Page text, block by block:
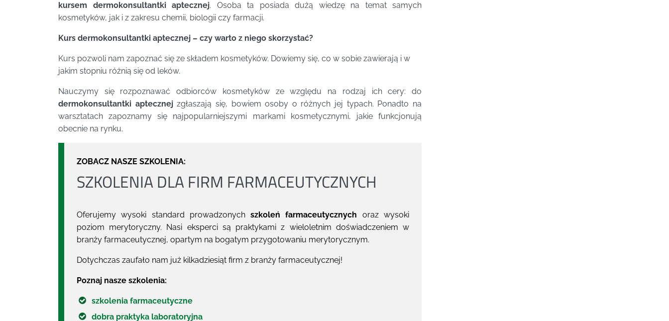
kursem dermokonsultantki aptecznej. Osoba ta posiada dużą wiedzę na temat samych
kosmetyków, jak i z zakresu chemii, biologii czy farmacji.
Kurs dermokonsultantki aptecznej – czy warto z niego skorzystać?
Kurs pozwoli nam zapoznać się ze składem kosmetyków. Dowiemy się, co w sobie zawierają i w
jakim stopniu różnią się od leków.
Nauczymy się rozpoznawać odbiorców kosmetyków ze względu na rodzaj ich cery: do
dermokonsultantki aptecznejzgłaszają się, bowiem osoby o różnych jej typach. Ponadto na
warsztatach zapoznamy się najpopularniejszymi markami kosmetycznymi, jakie funkcjonują
obecnie na rynku.
ZOBACZ NASZE SZKOLENIA:
SZKOLENIA DLA FIRM FARMACEUTYCZNYCH
Oferujemy wysoki standard prowadzonychszkoleń farmaceutycznych oraz wysoki
poziom merytoryczny. Nasi eksperci są praktykami z wieloletnim doświadczeniem w
branży farmaceutycznej, opartym na bogatym przygotowaniu merytorycznym.
Dotychczas zaufało nam już kilkadziesiąt firm z branży farmaceutycznej!
Poznaj nasze szkolenia:
szkolenia farmaceutyczne
dobra praktyka laboratoryjna